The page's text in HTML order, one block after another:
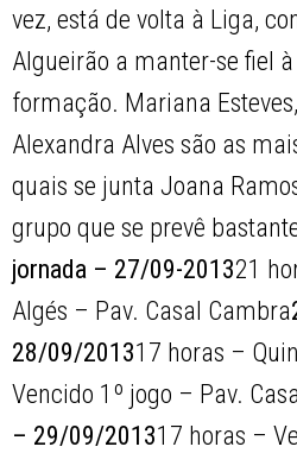
vez, está de volta à Liga,
Algueirão a manter-se fiel
formação. Mariana
Alexandra Alves são as
quais se junta Joana
grupo que se prevê
jornada – 27/09-201321
Algés – Pav. Casal Cambra
28/09/201317 horas –
Vencido 1º jogo – Pav.
– 29/09/201317 horas –